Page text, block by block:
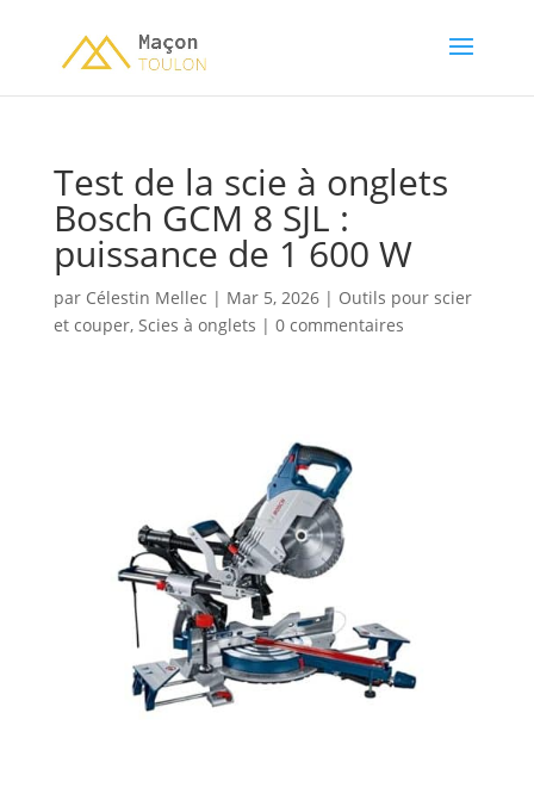
Test de la scie à onglets
Bosch GCM 8 SJL :
puissance de 1 600 W
par Célestin Mellec | Mar 5, 2026| Outils pour scier
et couper, Scies à onglets | 0 commentaires